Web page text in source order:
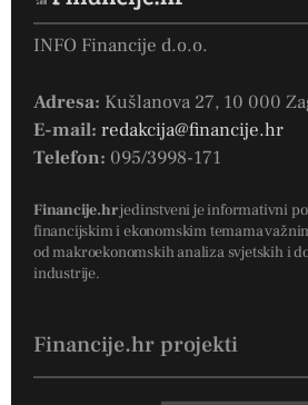
INFO Financije d.o.o.
Adresa: Kušlanova 27, 10 000
E-mail: redakcija@financije.hr
Telefon: 095/3998-171
Financije.hrjedinstveni je informativni
financijskim i ekonomskim temama
od makroekonomskih analiza svjetskih i
industrije.
Financije.hr projekti